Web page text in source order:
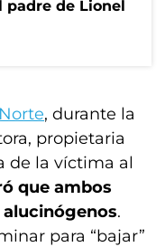
padre de Lionel
, durante la
propietaria
de la víctima al
que ambos
.
para “bajar”